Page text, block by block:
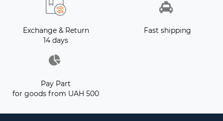
Exchange & Return
14 days
Fast shipping
Pay Part
for goods from UAH 500